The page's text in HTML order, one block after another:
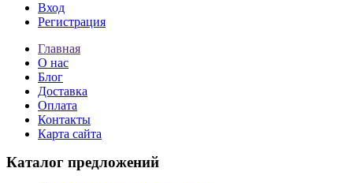
Вход
Регистрация
Главная
О нас
Блог
Доставка
Оплата
Контакты
Карта сайта
Каталог предложений